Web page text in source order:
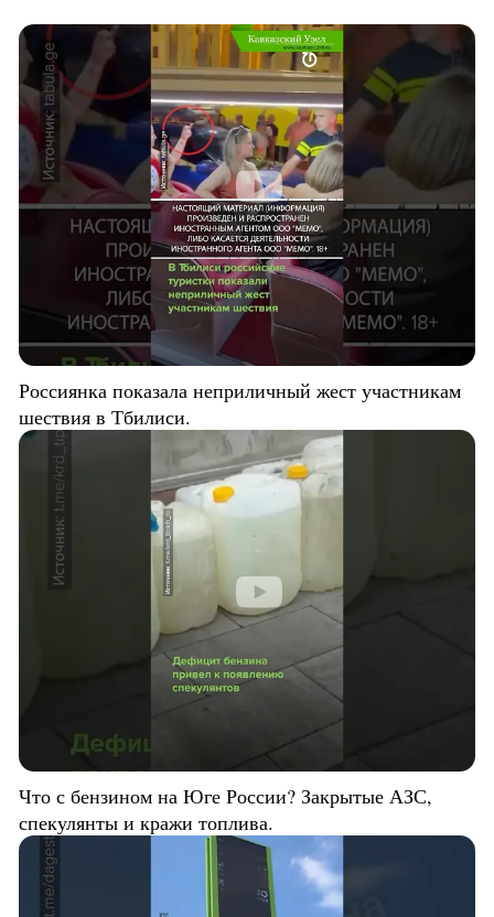
Россиянка показала неприличный жест участникам
шествия в Тбилиси.
Что с бензином на Юге России? Закрытые АЗС,
спекулянты и кражи топлива.